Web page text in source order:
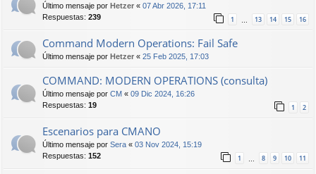
Último mensaje por Hetzer « 07 Abr 2026, 17:11
Respuestas: 239 1 13 14 15 16
Command Modern Operations: Fail Safe
Último mensaje por Hetzer « 25 Feb 2025, 17:03
COMMAND: MODERN OPERATIONS (consulta)
Último mensaje por CM « 09 Dic 2024, 16:26
Respuestas: 19 1 2
Escenarios para CMANO
Último mensaje por Sera « 03 Nov 2024, 15:19
Respuestas: 152 1 … 8 9 10 11